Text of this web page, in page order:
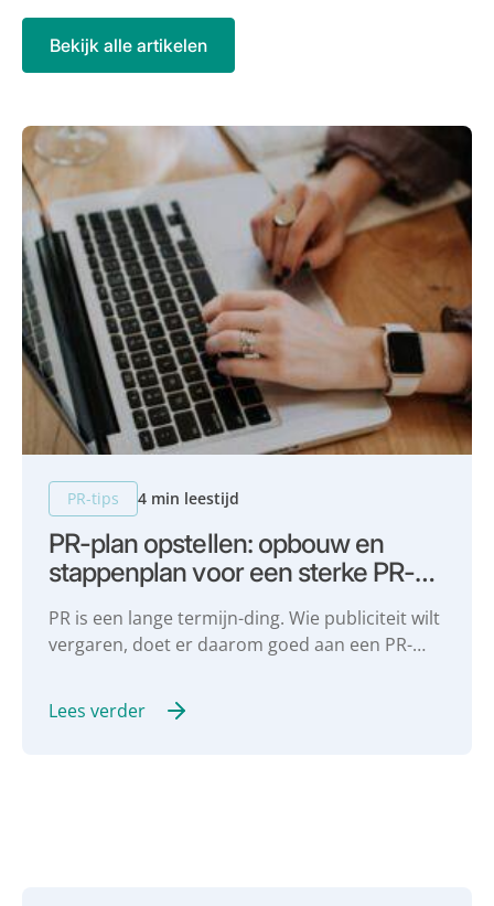
Bekijk alle artikelen
PR-tips 4 min leestijd
PR-plan opstellen: opbouw en
stappenplan voor een sterke PR-
PR is een lange termijn-ding. Wie publiciteit wilt
vergaren, doet er daarom goed aan een PR-
stappen voor het schrijven van een PR-plan
met je.
Lees verder